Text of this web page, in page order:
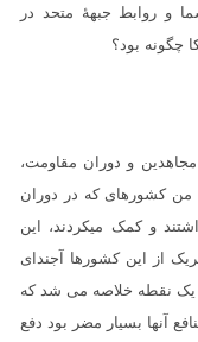
و روابط جبهۀ متحد در
چگونه بود؟
مجاهدین و دوران مقاومت،
من کشورهای که در دوران
و کمک میکردند، این
از این کشورها آجندای
یک نقطه خلاصه می شد که
آنها بسیار مضر بود دفع